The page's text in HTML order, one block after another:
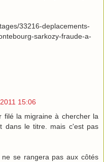
33216-deplacements-
sarkozy-fraude-a-
15:06
filé la migraine à chercher la
dans le titre. mais c'est pas
se rangera pas aux côtés